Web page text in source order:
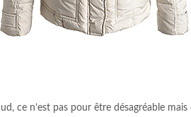
ce n’est pas pour être désagréable